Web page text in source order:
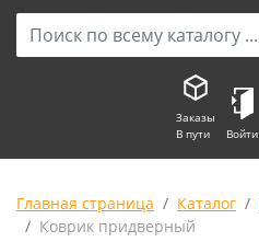
Заказы
В пути
Войти
Главная страница Каталог
Коврик придверный